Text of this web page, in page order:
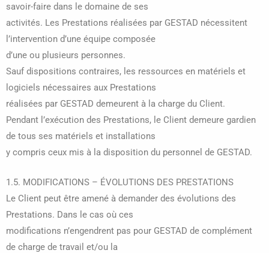
savoir-faire dans le domaine de ses
activités. Les Prestations réalisées par GESTAD nécessitent
l’intervention d’une équipe composée
d’une ou plusieurs personnes.
Sauf dispositions contraires, les ressources en matériels et
logiciels nécessaires aux Prestations
réalisées par GESTAD demeurent à la charge du Client.
Pendant l’exécution des Prestations, le Client demeure gardien
de tous ses matériels et installations
y compris ceux mis à la disposition du personnel de GESTAD.
1.5. MODIFICATIONS – ÉVOLUTIONS DES PRESTATIONS
Le Client peut être amené à demander des évolutions des
Prestations. Dans le cas où ces
modifications n’engendrent pas pour GESTAD de complément
de charge de travail et/ou la